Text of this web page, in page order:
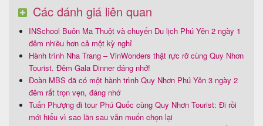
Các đánh giá liên quan
INSchool Buôn Ma Thuột và chuyến Du lịch Phú Yên 2 ngày 1
đêm nhiều hơn cả một kỳ nghỉ
Hành trình Nha Trang – VinWonders thật rực rỡ cùng Quy Nhơn
Tourist. Đêm Gala Dinner đáng nhớ!
Đoàn MBS đã có một hành trình Quy Nhơn Phú Yên 3 ngày 2
đêm rất trọn vẹn, đáng nhớ
Tuấn Phượng đi tour Phú Quốc cùng Quy Nhơn Tourist: Đi rồi
mới hiểu vì sao lần sau vẫn muốn chọn lại